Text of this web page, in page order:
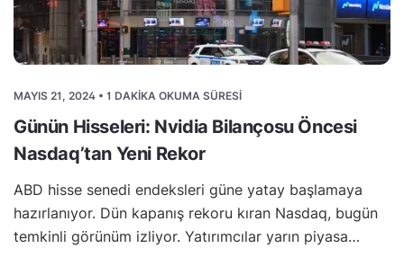
MAYIS 21, 2024 • 1 DAKIKA OKUMA SÜRESI
Günün Hisseleri: Nvidia Bilançosu Öncesi
Nasdaq’tan Yeni Rekor
ABD hisse senedi endeksleri güne yatay başlamaya
hazırlanıyor. Dün kapanış rekoru kıran Nasdaq, bugün
temkinli görünüm izliyor. Yatırımcılar yarın piyasa…